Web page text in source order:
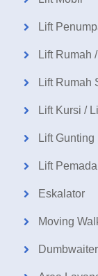
Lift
Lift Rumah
Lift Rumah
Lift Kursi /
Lift Gunting
Lift
Eskalator
Moving
Dumbwaiter